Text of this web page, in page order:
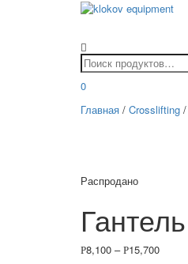
0
Главная / Crosslifting
Распродано
Р8,100 – Р15,700